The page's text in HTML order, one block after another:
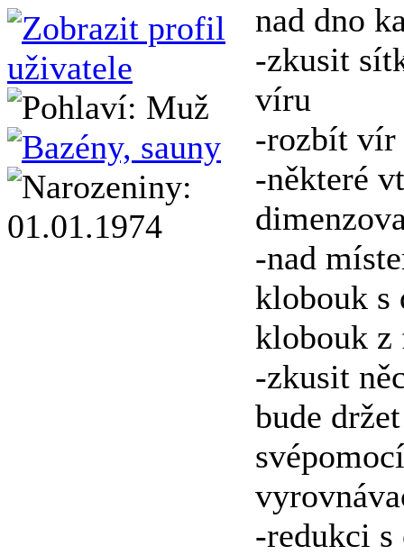
nad dno
-zkusit
víru
-rozbít vír
-některé
-nad
klobouk s
klobouk z
-zkusit
bude
-redukci